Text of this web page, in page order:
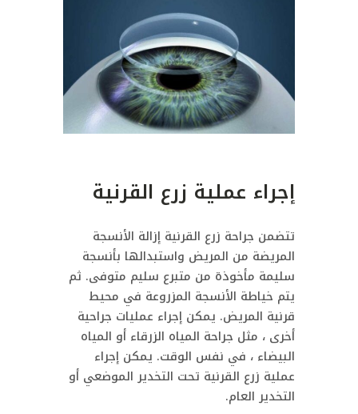
إجراء عملية زرع القرنية
تتضمن جراحة زرع القرنية إزالة الأنسجة
المريضة من المريض واستبدالها بأنسجة
سليمة مأخوذة من متبرع سليم متوفى. ثم
يتم خياطة الأنسجة المزروعة في محيط
قرنية المريض. يمكن إجراء عمليات جراحية
أخرى ، مثل جراحة المياه الزرقاء أو المياه
البيضاء ، في نفس الوقت. يمكن إجراء
عملية زرع القرنية تحت التخدير الموضعي أو
التخدير العام.